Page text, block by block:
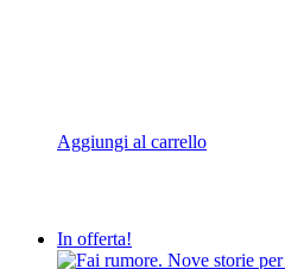
Aggiungi al carrello
In offerta!